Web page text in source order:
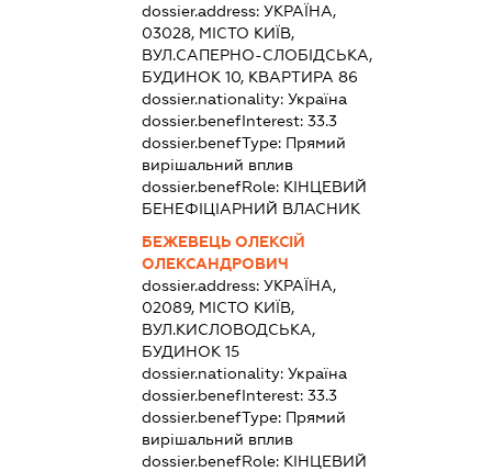
dossier.address:УКРАЇНА,
03028, МІСТО КИЇВ,
ВУЛ.САПЕРНО-СЛОБІДСЬКА,
БУДИНОК 10, КВАРТИРА 86
dossier.nationality:Україна
dossier.benefInterest:33.3
dossier.benefType: Прямий
вирішальний вплив
dossier.benefRole: КІНЦЕВИЙ
БЕНЕФІЦІАРНИЙ ВЛАСНИК
БЕЖЕВЕЦЬ ОЛЕКСІЙ
ОЛЕКСАНДРОВИЧ
dossier.address:УКРАЇНА,
02089, МІСТО КИЇВ,
ВУЛ.КИСЛОВОДСЬКА,
БУДИНОК 15
dossier.nationality:Україна
dossier.benefInterest:33.3
dossier.benefType: Прямий
вирішальний вплив
dossier.benefRole: КІНЦЕВИЙ